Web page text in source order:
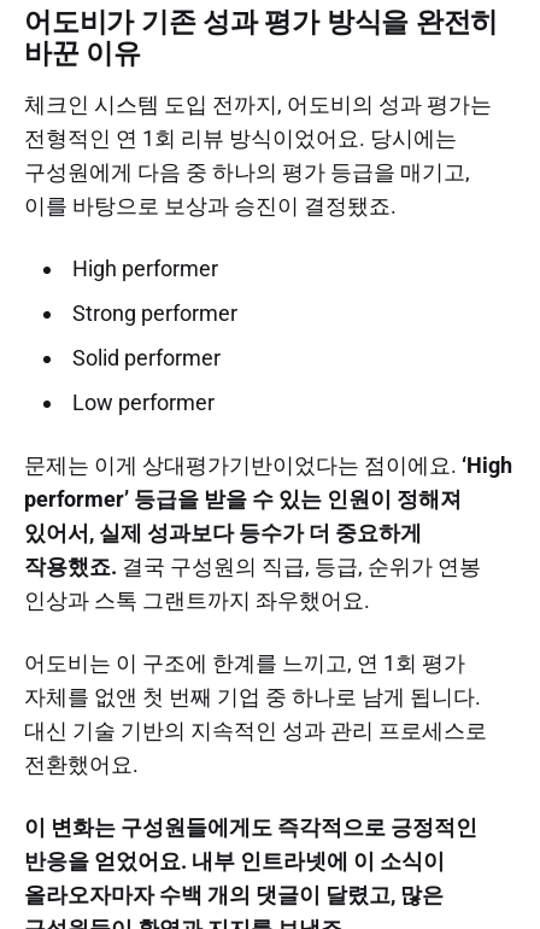
어도비가 기존 성과 평가 방식을 완전히
바꾼 이유
체크인 시스템 도입 전까지, 어도비의 성과 평가는
전형적인 연 1회 리뷰 방식이었어요. 당시에는
구성원에게 다음 중 하나의 평가 등급을 매기고,
이를 바탕으로 보상과 승진이 결정됐죠.
High performer
Strong performer
Solid performer
Low performer
문제는 이게 상대평가기반이었다는 점이에요. ‘High
performer’ 등급을 받을 수 있는 인원이 정해져
있어서, 실제 성과보다 등수가 더 중요하게
작용했죠. 결국 구성원의 직급, 등급, 순위가 연봉
인상과 스톡 그랜트까지 좌우했어요.
어도비는 이 구조에 한계를 느끼고, 연 1회 평가
자체를 없앤 첫 번째 기업 중 하나로 남게 됩니다.
대신 기술 기반의 지속적인 성과 관리 프로세스로
전환했어요.
이 변화는 구성원들에게도 즉각적으로 긍정적인
반응을 얻었어요. 내부 인트라넷에 이 소식이
올라오자마자 수백 개의 댓글이 달렸고, 많은